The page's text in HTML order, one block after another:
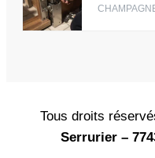
Tous droits
Serrurier –